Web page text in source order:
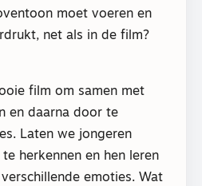
moet voeren en
net als in de film?
film om samen met
en daarna door te
Laten we jongeren
herkennen en hen leren
emoties. Wat